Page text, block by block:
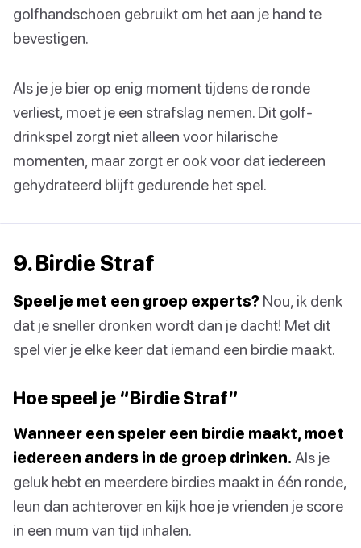
golfhandschoen gebruikt om het aan je hand te
bevestigen.
Als je je bier op enig moment tijdens de ronde
verliest, moet je een strafslag nemen. Dit golf-
drinkspel zorgt niet alleen voor hilarische
momenten, maar zorgt er ook voor dat iedereen
gehydrateerd blijft gedurende het spel.
9. Birdie Straf
Speel je met een groep experts? Nou, ik denk
dat je sneller dronken wordt dan je dacht! Met dit
spel vier je elke keer dat iemand een birdie maakt.
Hoe speel je “Birdie Straf”
Wanneer een speler een birdie maakt, moet
iedereen anders in de groep drinken. Als je
geluk hebt en meerdere birdies maakt in één ronde,
leun dan achterover en kijk hoe je vrienden je score
in een mum van tijd inhalen.